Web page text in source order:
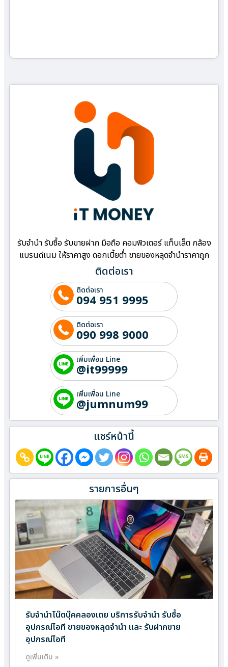
รับจำนำ รับซื้อ รับขายฝาก มือถือ คอมพิวเตอร์ แท็บเล็ต กล้อง
แบรนด์เนม ให้ราคาสูง ดอกเบี้ยต่ำ ขายของหลุดจำนำราคาถูก
ติดต่อเรา
ติดต่อเรา
094 951 9995
ติดต่อเรา
090 998 9000
เพิ่มเพื่อน Line
@it99999
เพิ่มเพื่อน Line
@jumnum99
แชร์หน้านี้
รายการอื่นๆ
รับจำนำโน๊ตบุ๊คคลองเตย บริการรับจำนำ รับซื้อ
อุปกรณ์ไอที ขายของหลุดจำนำ และ รับฝากขาย
อุปกรณ์ไอที
ดูเพิ่มเติม »